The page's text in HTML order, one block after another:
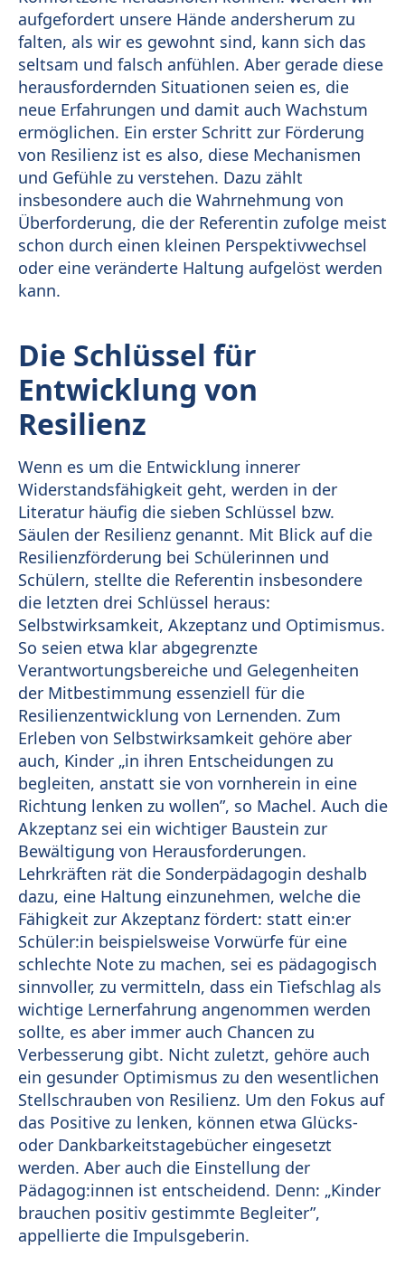
aufgefordert unsere Hände andersherum zu
falten, als wir es gewohnt sind, kann sich das
seltsam und falsch anfühlen. Aber gerade diese
herausfordernden Situationen seien es, die
neue Erfahrungen und damit auch Wachstum
ermöglichen. Ein erster Schritt zur Förderung
von Resilienz ist es also, diese Mechanismen
und Gefühle zu verstehen. Dazu zählt
insbesondere auch die Wahrnehmung von
Überforderung, die der Referentin zufolge meist
schon durch einen kleinen Perspektivwechsel
oder eine veränderte Haltung aufgelöst werden
kann.
Die Schlüssel für
Entwicklung von
Resilienz
Wenn es um die Entwicklung innerer
Widerstandsfähigkeit geht, werden in der
Literatur häufig die sieben Schlüssel bzw.
Säulen der Resilienz genannt. Mit Blick auf die
Resilienzförderung bei Schülerinnen und
Schülern, stellte die Referentin insbesondere
die letzten drei Schlüssel heraus:
Selbstwirksamkeit, Akzeptanz und Optimismus.
So seien etwa klar abgegrenzte
Verantwortungsbereiche und Gelegenheiten
der Mitbestimmung essenziell für die
Resilienzentwicklung von Lernenden. Zum
Erleben von Selbstwirksamkeit gehöre aber
auch, Kinder „in ihren Entscheidungen zu
begleiten, anstatt sie von vornherein in eine
Richtung lenken zu wollen”, so Machel. Auch die
Akzeptanz sei ein wichtiger Baustein zur
Bewältigung von Herausforderungen.
Lehrkräften rät die Sonderpädagogin deshalb
dazu, eine Haltung einzunehmen, welche die
Fähigkeit zur Akzeptanz fördert: statt ein:er
Schüler:in beispielsweise Vorwürfe für eine
schlechte Note zu machen, sei es pädagogisch
sinnvoller, zu vermitteln, dass ein Tiefschlag als
wichtige Lernerfahrung angenommen werden
sollte, es aber immer auch Chancen zu
Verbesserung gibt. Nicht zuletzt, gehöre auch
ein gesunder Optimismus zu den wesentlichen
Stellschrauben von Resilienz. Um den Fokus auf
das Positive zu lenken, können etwa Glücks-
oder Dankbarkeitstagebücher eingesetzt
werden. Aber auch die Einstellung der
Pädagog:innen ist entscheidend. Denn: „Kinder
brauchen positiv gestimmte Begleiter”,
appellierte die Impulsgeberin.